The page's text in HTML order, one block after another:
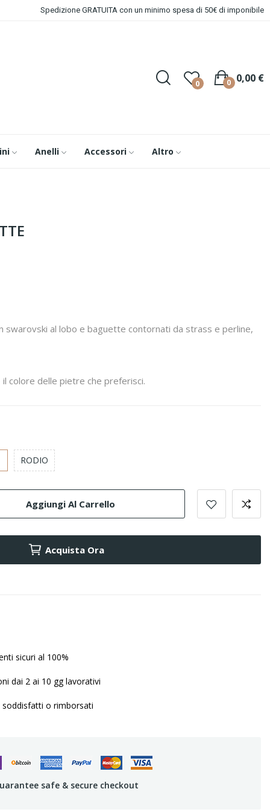
Spedizione GRATUITA con un minimo spesa di 50€ di imponibile
0 0,00 €
0
Anelli Accessori Altro
swarovski al lobo e baguette contornati da strass e perline,
colore delle pietre che preferisci.
RODIO
Aggiungi Al Carrello
Acquista Ora
sicuri al 100%
dai 2 ai 10 gg lavorativi
soddisfatti o rimborsati
safe & secure checkout